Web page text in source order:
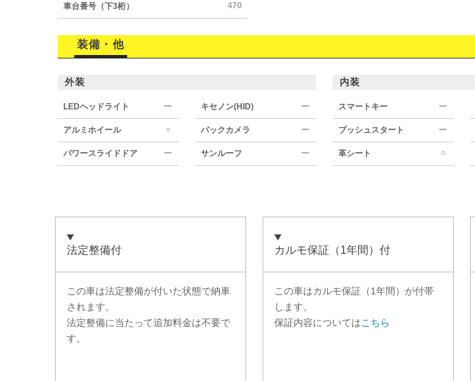
車台番号（下3桁） 470
装備・他
外装
LEDヘッドライト ー キセノン(HID) ー
アルミホイール ○ バックカメラ ー
パワースライドドア ー サンルーフ ー
内装
スマートキー ー
プッシュスタート ー
革シート ○
法定整備付
この車は法定整備が付いた状態で納車
されます。
法定整備に当たって追加料金は不要で
す。
カルモ保証（1年間）付
この車はカルモ保証（1年間） が付帯
します。
保証内容についてはこちら